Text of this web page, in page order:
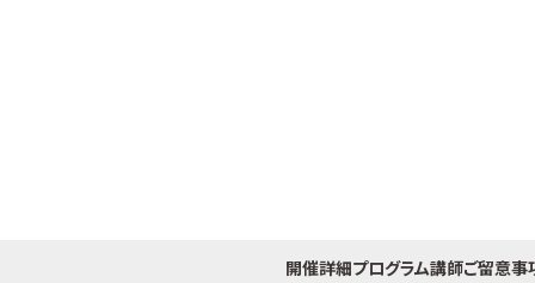
開催詳細プログラム講師ご留意事